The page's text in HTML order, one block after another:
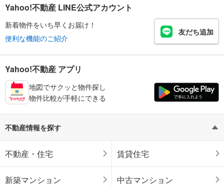
Yahoo!不動産 LINE公式アカウント
新着物件をいち早くお届け！
便利な機能のご紹介
友だち追加
Yahoo!不動産 アプリ
地図でサクッと物件探し
物件比較が手軽にできる
不動産情報を探す
不動産・住宅 賃貸住宅
新築マンション 中古マンション